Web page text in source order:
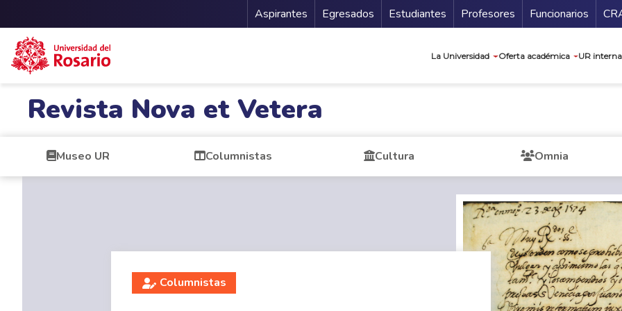
Menu Secundario
Aspirantes Egresados Estudiantes Profesores Funcionarios
La Universidad Oferta académica UR
Revista Nova et Vetera
Museo UR Columnistas Cultura Omnia
Columnistas